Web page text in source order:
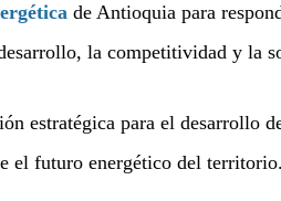
de Antioquia para
la competitividad y la
estratégica para el desarrollo
futuro energético del